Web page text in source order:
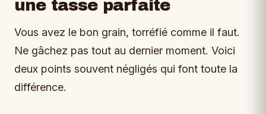
une tasse parfaite
Vous avez le bon grain, torréfié comme il faut.
Ne gâchez pas tout au dernier moment. Voici
deux points souvent négligés qui font toute la
différence.